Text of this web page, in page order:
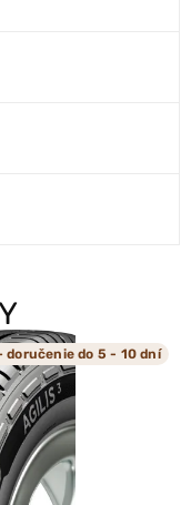
doručenie do 5 - 10 dní